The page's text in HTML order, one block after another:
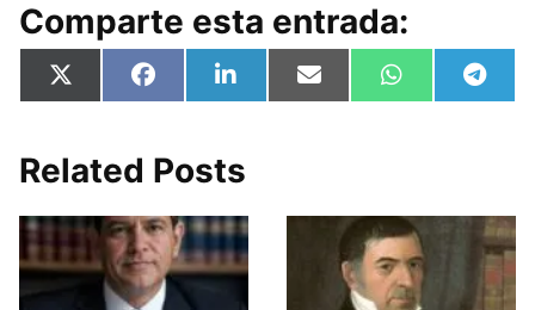
Comparte esta entrada:
Compartir
en
X
(
i
t
e
r
Compartir
en
F
a
b
o
k
Compartir
en
L
i
e
d
n
Compartir
en
E
m
Compartir
en
W
h
p
en
T
e
m
Related Posts